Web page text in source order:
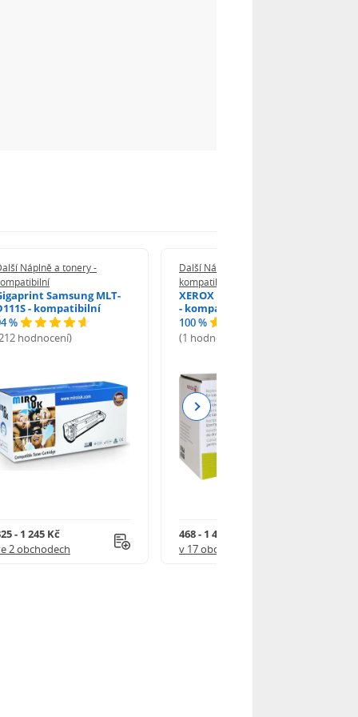
Náplně a tonery -
Samsung MLT-
- kompatibilní
%
hodnocení)
- 1 245 Kč
2 obchodech
Další Náplně a tonery -
kompatibilní
XEROX Brother TN-2590XL
- kompatibilní
100 %
(1 hodnocení)
468 - 1 499 Kč
v 17 obchodech
Next